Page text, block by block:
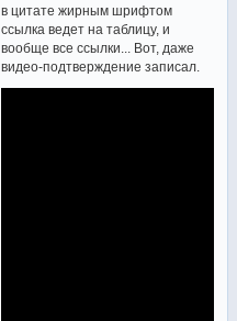
в цитате жирным шрифтом
ссылка ведет на таблицу, и
вообще все ссылки... Вот, даже
видео-подтверждение записал.